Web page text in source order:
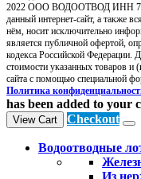
2022 ООО ВОДООТВОД ИНН
данный интернет-сайт, а также
нём, носит исключительно
является публичной офертой,
кодекса Российской
стоимости указанных товаров и
сайта с помощью специальной
Политика
has been added to your
View Cart Checkout
Водоотводные
Из